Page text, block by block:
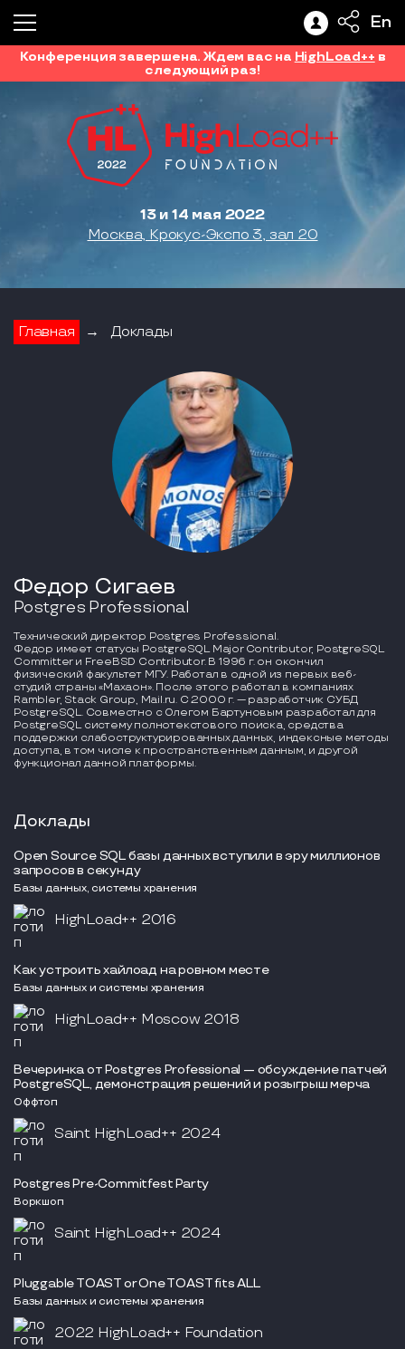
En
Конференция завершена. Ждем вас на HighLoad++ в
следующий раз!
13 и 14 мая 2022
Москва, Крокус-Экспо 3, зал 20
Главная → Доклады
Федор Сигаев
Postgres Professional
Технический директор Postgres Professional.
Федор имеет статусы PostgreSQL Major Contributor, PostgreSQL
Committer и FreeBSD Contributor. В 1996 г. он окончил
физический факультет МГУ. Работал в одной из первых веб-
студий страны «Махаон». После этого работал в компаниях
Rambler, Stack Group, Mail.ru. С 2000 г. — разработчик СУБД
PostgreSQL. Совместно с Олегом Бартуновым разработал для
PostgreSQL систему полнотекстового поиска, средства
поддержки слабоструктурированных данных, индексные методы
доступа, в том числе к пространственным данным, и другой
функционал данной платформы.
Доклады
Open Source SQL базы данных вступили в эру миллионов
запросов в секунду
Базы данных, системы хранения
HighLoad++ 2016
Как устроить хайлоад на ровном месте
Базы данных и системы хранения
HighLoad++ Moscow 2018
Вечеринка от Postgres Professional — обсуждение патчей
PostgreSQL, демонстрация решений и розыгрыш мерча
Оффтоп
Saint HighLoad++ 2024
Postgres Pre-Commitfest Party
Воркшоп
Saint HighLoad++ 2024
Pluggable TOAST or One TOAST fits ALL
Базы данных и системы хранения
2022 HighLoad++ Foundation